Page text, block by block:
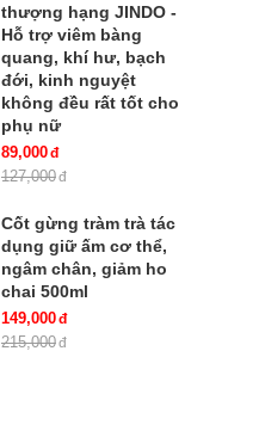
thượng hạng JINDO -
Hỗ trợ viêm bàng
quang, khí hư, bạch
đới, kinh nguyệt
không đều rất tốt cho
phụ nữ
89,000
127,000
Cốt gừng tràm trà tác
dụng giữ ấm cơ thể,
ngâm chân, giảm ho
chai 500ml
149,000
215,000